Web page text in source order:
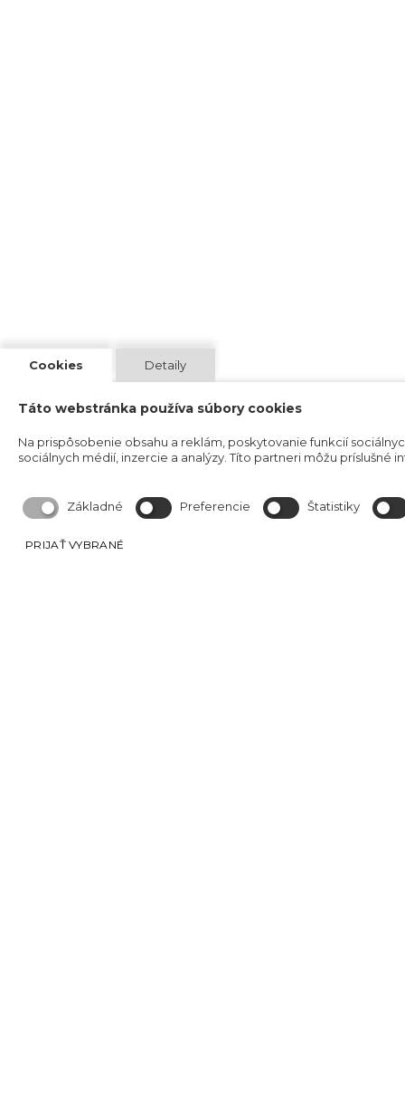
Cookies Detaily
Táto webstránka používa súbory cookies
Na prispôsobenie obsahu a reklám, poskytovanie funkcií
sociálnych médií, inzercie a analýzy. Títo partneri môžu
Základné Preferencie Štatistiky
PRIJAŤ VYBRANÉ